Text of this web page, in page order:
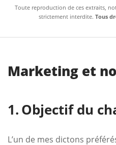
Toute reproduction de ces extraits,
strictement interdite. Tous
Marketing et
Objectif du
L’un de mes dictons